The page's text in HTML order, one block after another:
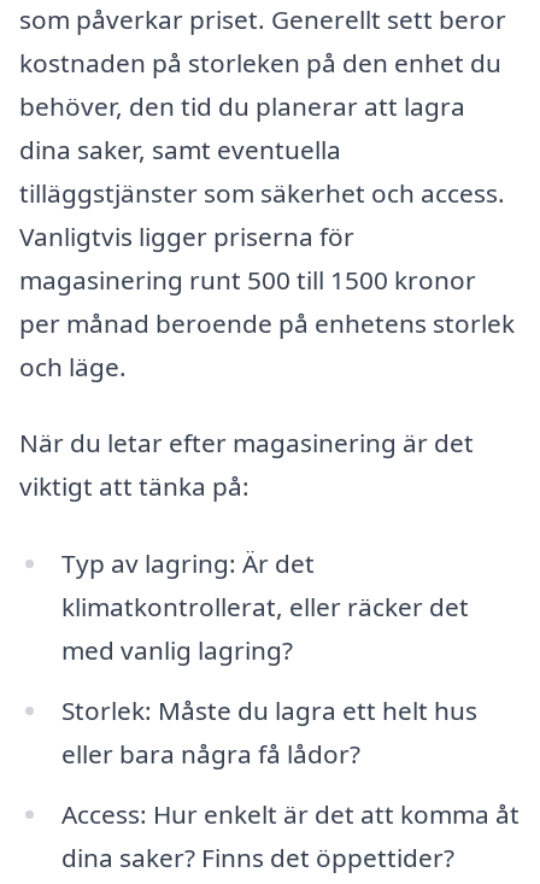
som påverkar priset. Generellt sett beror
kostnaden på storleken på den enhet du
behöver, den tid du planerar att lagra
dina saker, samt eventuella
tilläggstjänster som säkerhet och access.
Vanligtvis ligger priserna för
magasinering runt 500 till 1500 kronor
per månad beroende på enhetens storlek
och läge.
När du letar efter magasinering är det
viktigt att tänka på:
Typ av lagring: Är det
klimatkontrollerat, eller räcker det
med vanlig lagring?
Storlek: Måste du lagra ett helt hus
eller bara några få lådor?
Access: Hur enkelt är det att komma åt
dina saker? Finns det öppettider?